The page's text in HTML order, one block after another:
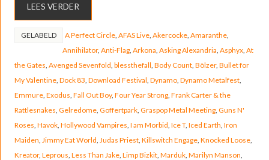
LEES VERDER
GELABELD A Perfect Circle, AFAS Live, Akercocke, Amaranthe,
Annihilator, Anti-Flag, Arkona Asking Alexandria Asphyx, At
the Gates Avenged Sevenfold blessthefall Body Count, Bölzer, Bullet for
My Valentine, Dock 83 Download Festival Dynamo, Dynamo Metalfest,
Emmure, Exodus Fall Out Boy, Four Year Strong, Frank Carter & the
Rattlesnakes Gelredome, Goffertpark, Graspop Metal Meeting, Guns N'
Roses Havok, Hollywood Vampires I am Morbid Ice T, Iced Earth Iron
Maiden Jimmy Eat World Judas Priest, Killswitch Engage, Knocked Loose,
Kreator, Leprous Less Than Jake, Limp Bizkit, Marduk, Marilyn Manson